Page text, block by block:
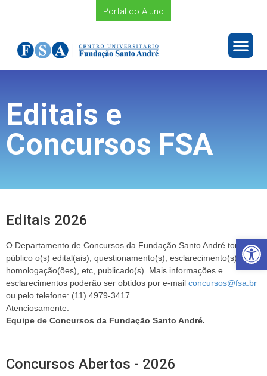
Barra de Ferramentas Aberta
Portal do Aluno
Editais e
Concursos FSA
Editais 2026
O Departamento de Concursos da Fundação Santo André torna
público o(s) edital(ais), questionamento(s), esclarecimento(s)
homologação(ões), etc, publicado(s). Mais informações e
esclarecimentos poderão ser obtidos por e-mail concursos@fsa.br
ou pelo telefone: (11) 4979-3417.
Atenciosamente.
Equipe de Concursos da Fundação Santo André.
Concursos Abertos - 2026